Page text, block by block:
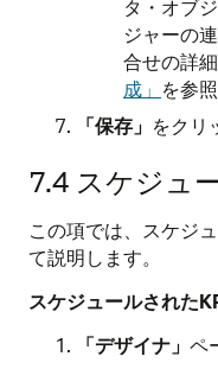
タ・オブ
ジャーの
合せの詳細
成」 を参
「保存」 をクリ
7.4 スケジュ
この項では、スケジ
て説明します。
スケジュールされた
「デザイナ」 ペ